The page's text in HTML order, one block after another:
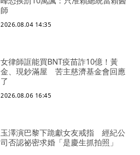
師
2026.08.04 14:35
女律師誆能買BNT疫苗詐10億！黃
金、現鈔滿屋 苦主慈濟基金會回應
了
2026.08.06 16:45
玉澤演巴黎下跪獻女友戒指 經紀公
司否認祕密求婚「是慶生抓拍照」